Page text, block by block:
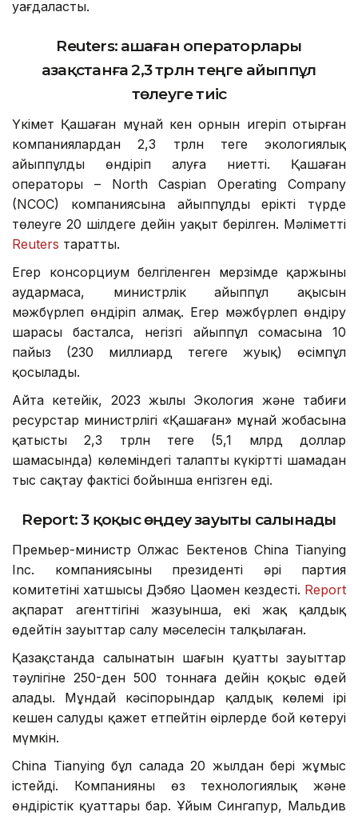
уағдаласты.
Reuters: Қашаған операторлары
Қазақстанға 2,3 трлн теңге айыппұл
төлеуге тиіс
Үкімет Қашаған мұнай кен орнын игеріп отырған
компаниялардан 2,3 трлн теңге экологиялық
айыппұлды өндіріп алуға ниетті. Қашаған
операторы – North Caspian Operating Company
(NCOC) компаниясына айыппұлды ерікті түрде
төлеуге 20 шілдеге дейін уақыт берілген. Мәліметті
Reuters таратты.
Егер консорциум белгіленген мерзімде қаржыны
аудармаса, министрлік айыппұл ақысын
мәжбүрлеп өндіріп алмақ. Егер мәжбүрлеп өндіру
шарасы басталса, негізгі айыппұл сомасына 10
пайыз (230 миллиард теңгеге жуық) өсімпұл
қосылады.
Айта кетейік, 2023 жылы Экология және табиғи
ресурстар министрлігі «Қашаған» мұнай жобасына
қатысты 2,3 трлн теңге (5,1 млрд доллар
шамасында) көлеміндегі талапты күкіртті шамадан
тыс сақтау фактісі бойынша енгізген еді.
Report: 3 қоқыс өңдеу зауыты салынады
Премьер-министр Олжас Бектенов China Tianying
Inc. компаниясының президенті әрі партия
комитетінің хатшысы Дэбяо Цаомен кездесті. Report
ақпарат агенттігінің жазуынша, екі жақ қалдық
өңдейтін зауыттар салу мәселесін талқылаған.
Қазақстанда салынатын шағын қуатты зауыттар
тәулігіне 250-ден 500 тоннаға дейін қоқыс өңдей
алады. Мұндай кәсіпорындар қалдық көлемі ірі
кешен салуды қажет етпейтін өңірлерде бой көтеруі
мүмкін.
China Tianying бұл салада 20 жылдан бері жұмыс
істейді. Компанияның өз технологиялық және
өндірістік қуаттары бар. Ұйым Сингапур, Мальдив